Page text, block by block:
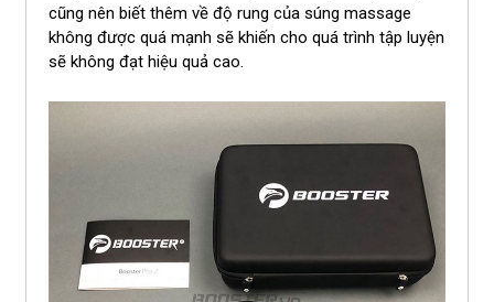
cũng nên biết thêm về độ rung của súng massage
không được quá mạnh sẽ khiến cho quá trình tập luyện
sẽ không đạt hiệu quả cao.